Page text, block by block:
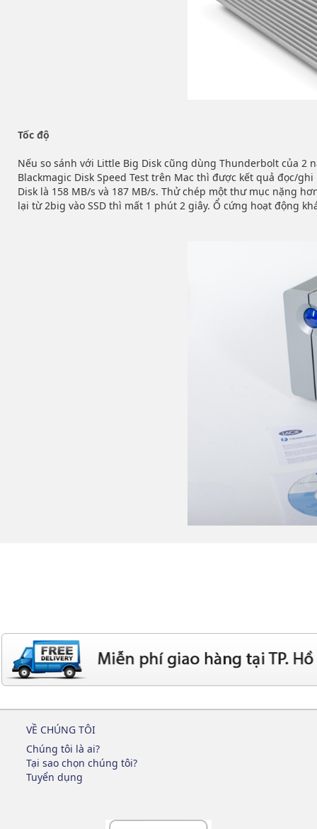
Tốc độ
Nếu so sánh với Little Big Disk cũng dùng Thunderbolt của
Blackmagic Disk Speed Test trên Mac thì được kết quả đọc/
Disk là 158 MB/s và 187 MB/s. Thử chép một thư mục nặng
lại từ 2big vào SSD thì mất 1 phút 2 giây. Ổ cứng hoạt động
VỀ CHÚNG TÔI
Chúng tôi là ai?
Tại sao chọn chúng tôi?
Tuyển dụng